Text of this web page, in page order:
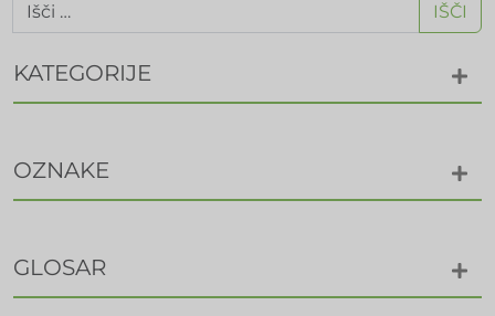
IŠČI
KATEGORIJE
OZNAKE
GLOSAR